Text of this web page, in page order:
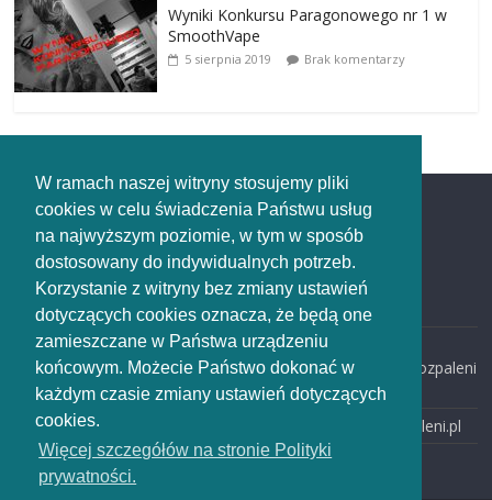
W ramach naszej witryny stosujemy pliki
cookies w celu świadczenia Państwu usług
na najwyższym poziomie, w tym w sposób
dostosowany do indywidualnych potrzeb.
Korzystanie z witryny bez zmiany ustawień
dotyczących cookies oznacza, że będą one
zamieszczane w Państwa urządzeniu
końcowym. Możecie Państwo dokonać w
każdym czasie zmiany ustawień dotyczących
cookies.
Więcej szczegółów na stronie Polityki
prywatności.
Wyniki Konkursu Paragonowego nr 1 w
SmoothVape
5 sierpnia 2019 Brak komentarzy
Redakcja
Redakcja
rozpaleni.pl
redakcja@rozpaleni
.pl
www: rozpaleni.pl